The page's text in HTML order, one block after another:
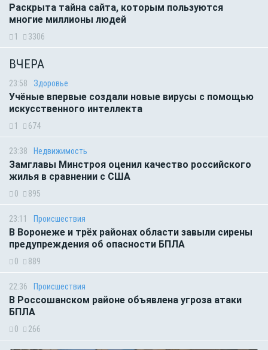
Раскрыта тайна сайта, которым пользуются
многие миллионы людей
1 3306
ВЧЕРА
23:58 Здоровье
Учёные впервые создали новые вирусы с помощью
искусственного интеллекта
1 674
23:38 Недвижимость
Замглавы Минстроя оценил качество российского
жилья в сравнении с США
0 895
23:11 Происшествия
В Воронеже и трёх районах области завыли сирены
предупреждения об опасности БПЛА
0 889
22:36 Происшествия
В Россошанском районе объявлена угроза атаки
БПЛА
0 266